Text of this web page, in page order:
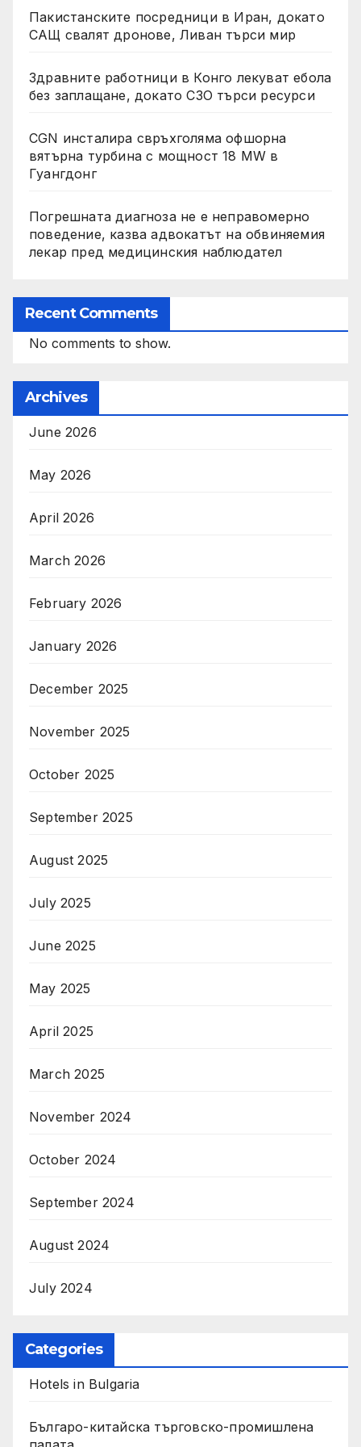
Пакистанските посредници в Иран, докато
САЩ свалят дронове, Ливан търси мир
Здравните работници в Конго лекуват ебола
без заплащане, докато СЗО търси ресурси
CGN инсталира свръхголяма офшорна
вятърна турбина с мощност 18 MW в
Гуангдонг
Погрешната диагноза не е неправомерно
поведение, казва адвокатът на обвиняемия
лекар пред медицинския наблюдател
Recent Comments
No comments to show.
Archives
June 2026
May 2026
April 2026
March 2026
February 2026
January 2026
December 2025
November 2025
October 2025
September 2025
August 2025
July 2025
June 2025
May 2025
April 2025
March 2025
November 2024
October 2024
September 2024
August 2024
July 2024
Categories
Hotels in Bulgaria
Българо-китайска търговско-промишлена